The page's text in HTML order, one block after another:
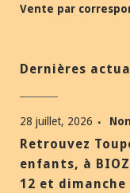
Vente par
Dernières
28 juillet, 2026
Retrouvez
enfants, à
12 et dimanche